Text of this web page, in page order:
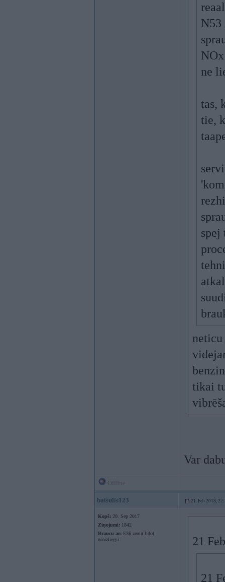
N53
ne
tas,
tie,
spej
tikai
Var
baisulis123 21. Feb 2018,
Kopš: 20. Sep 2017
Ziņojumi: 1842
Braucu ar: E36 zemu lidot
neaizliegsi
21
21